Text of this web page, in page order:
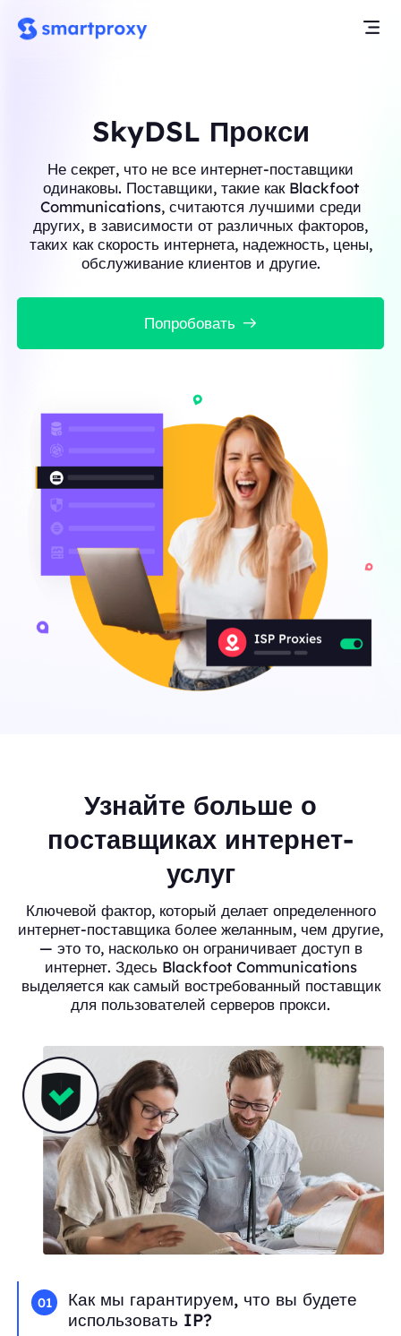
SkyDSL Прокси
Не секрет, что не все интернет-поставщики
одинаковы. Поставщики, такие как Blackfoot
Communications, считаются лучшими среди
других, в зависимости от различных факторов,
таких как скорость интернета, надежность, цены,
обслуживание клиентов и другие.
Попробовать
Узнайте больше о
поставщиках интернет-
услуг
Ключевой фактор, который делает определенного
интернет-поставщика более желанным, чем другие,
— это то, насколько он ограничивает доступ в
интернет. Здесь Blackfoot Communications
выделяется как самый востребованный поставщик
для пользователей серверов прокси.
01
Как мы гарантируем, что вы будете
использовать IP?